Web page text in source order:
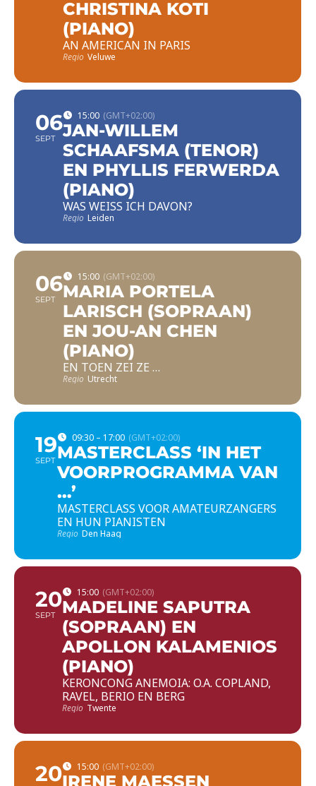
CHRISTINA KOTI
(PIANO)
AN AMERICAN IN PARIS
Regio Veluwe
06
SEPT
15:00 (GMT+02:00)
JAN-WILLEM
SCHAAFSMA (TENOR)
EN PHYLLIS FERWERDA
(PIANO)
WAS WEISS ICH DAVON?
Regio Leiden
06
SEPT
15:00 (GMT+02:00)
MARIA PORTELA
LARISCH (SOPRAAN)
EN JOU-AN CHEN
(PIANO)
EN TOEN ZEI ZE …
Regio Utrecht
19
SEPT
09:30 – 17:00 (GMT+02:00)
MASTERCLASS ‘IN HET
VOORPROGRAMMA VAN
…’
MASTERCLASS VOOR AMATEURZANGERS
EN HUN PIANISTEN
Regio Den Haag
20
SEPT
15:00 (GMT+02:00)
MADELINE SAPUTRA
(SOPRAAN) EN
APOLLON KALAMENIOS
(PIANO)
KERONCONG ANEMOIA: O.A. COPLAND,
RAVEL, BERIO EN BERG
Regio Twente
20 15:00 (GMT+02:00)
IRENE MAESSEN